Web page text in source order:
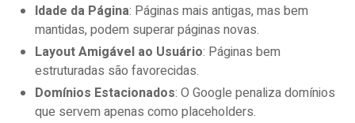
Idade da Página: Páginas mais antigas, mas bem
mantidas, podem superar páginas novas.
Layout Amigável ao Usuário: Páginas bem
estruturadas são favorecidas.
Domínios Estacionados: O Google penaliza domínios
que servem apenas como placeholders.